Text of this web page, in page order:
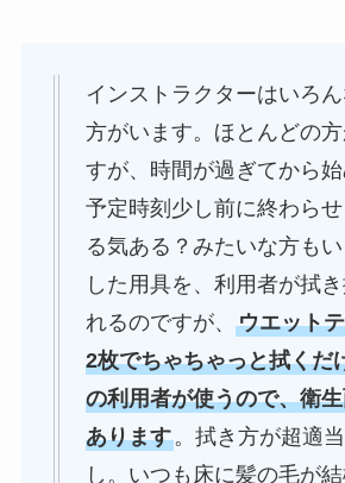
インストラクターはいろ
方がいます。ほとんどの
すが、時間が過ぎてから
予定時刻少し前に終わら
る気ある？みたいな方も
した用具を、利用者が拭
れるのですが、 ウエット
2枚でちゃちゃっと拭くだ
の利用者が使うので、衛
あります。拭き方が超適
し。いつも床に髪の毛が